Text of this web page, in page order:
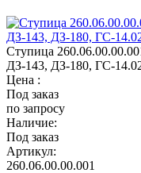
Ступица
ДЗ-143, ДЗ-180, ГС-
Цена :
Под заказ
по запросу
Наличие:
Под заказ
Артикул:
260.06.00.00.001